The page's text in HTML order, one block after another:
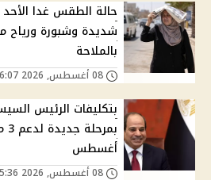
شديدة وشبورة ورياح
بالملاحة
بتكليفات الرئيس
أغسطس